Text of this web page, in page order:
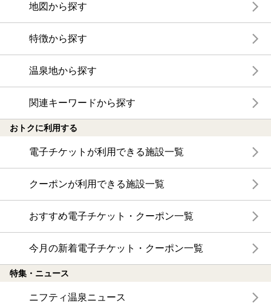
地図から探す
特徴から探す
温泉地から探す
関連キーワードから探す
おトクに利用する
電子チケットが利用できる施設一覧
クーポンが利用できる施設一覧
おすすめ電子チケット・クーポン一覧
今月の新着電子チケット・クーポン一覧
特集・ニュース
ニフティ温泉ニュース